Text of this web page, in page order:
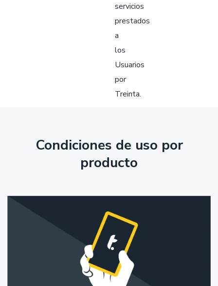
servicios
prestados
a
los
Usuarios
por
Treinta.
Condiciones de uso por
producto